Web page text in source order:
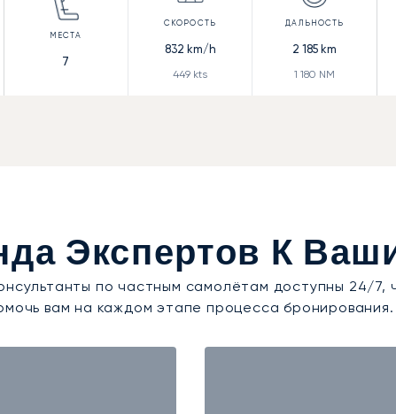
7
832 km/h
449 kts
2 185 km
1 180 NM
Экспертов К
по частным самолётам доступны 24/7,
вам на каждом этапе процесса бронирования.